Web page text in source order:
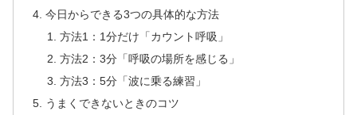
今日からできる3つの具体的な方法
方法1：1分だけ「カウント呼吸」
方法2：3分「呼吸の場所を感じる」
方法3：5分「波に乗る練習」
うまくできないときのコツ